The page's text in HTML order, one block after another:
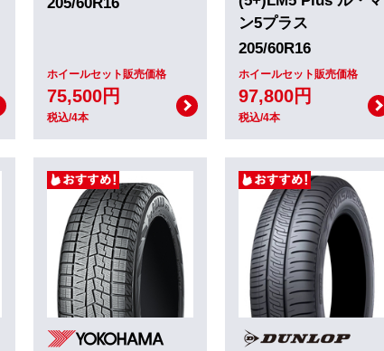
ホイールセット販売価格
75,500円
税込/4本
ン5プラス
205/60R16
ホイールセット販売価格
97,800円
税込/4本